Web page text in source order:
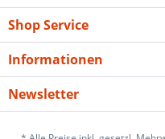
Shop Service
Informationen
Newsletter